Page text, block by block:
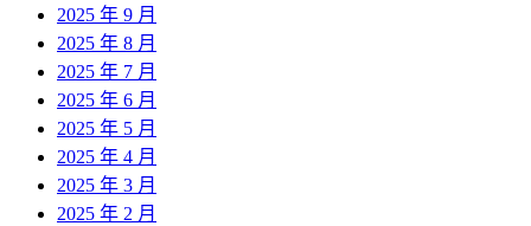
2025 年 9 月
2025 年 8 月
2025 年 7 月
2025 年 6 月
2025 年 5 月
2025 年 4 月
2025 年 3 月
2025 年 2 月